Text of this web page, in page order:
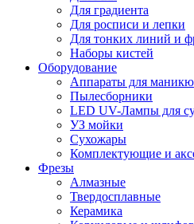
Для градиента
Для росписи и лепки
Для тонких линий и
Наборы кистей
Оборудование
Аппараты для
Пылесборники
LED UV-Лампы для
УЗ мойки
Сухожары
Комплектующие и
Фрезы
Алмазные
Твердосплавные
Керамика